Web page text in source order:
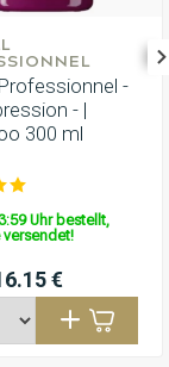
Professionnel -
- |
300 ml
Uhr bestellt,
versendet!
€